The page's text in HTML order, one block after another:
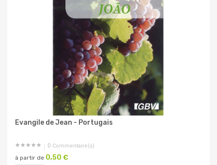
Evangile de Jean - Portugais
0 Commentaire(s)
à partir de 0,50 €